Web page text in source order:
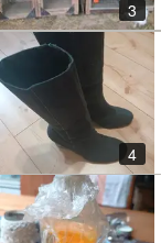
3
4